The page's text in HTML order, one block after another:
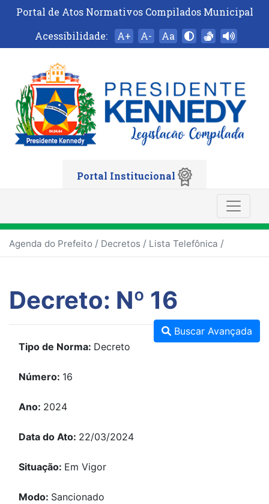
Portal de Atos Normativos Compilados Municipal
Acessibilidade:
A+ A- Aa
Portal Institucional
Agenda do Prefeito / Decretos / Lista Telefônica /
Decreto: Nº 16
Buscar Avançada
Tipo de Norma: Decreto
Número: 16
Ano: 2024
Data do Ato: 22/03/2024
Situação: Em Vigor
Modo: Sancionado